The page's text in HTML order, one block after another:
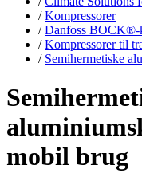
/ Kompressorer
/ Danfoss BOCK®-
/ Kompressorer til
/ Semihermetiske
mobil brug